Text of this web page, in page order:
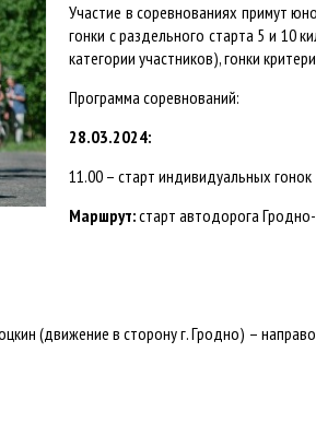
Участие в соревнованиях примут
гонки с раздельного старта 5 и 10
категории участников), гонки
Программа соревнований:
28.03.2024:
11.00 – старт индивидуальных гонок
Маршрут:старт автодорога
(движение в сторону г. Гродно) –